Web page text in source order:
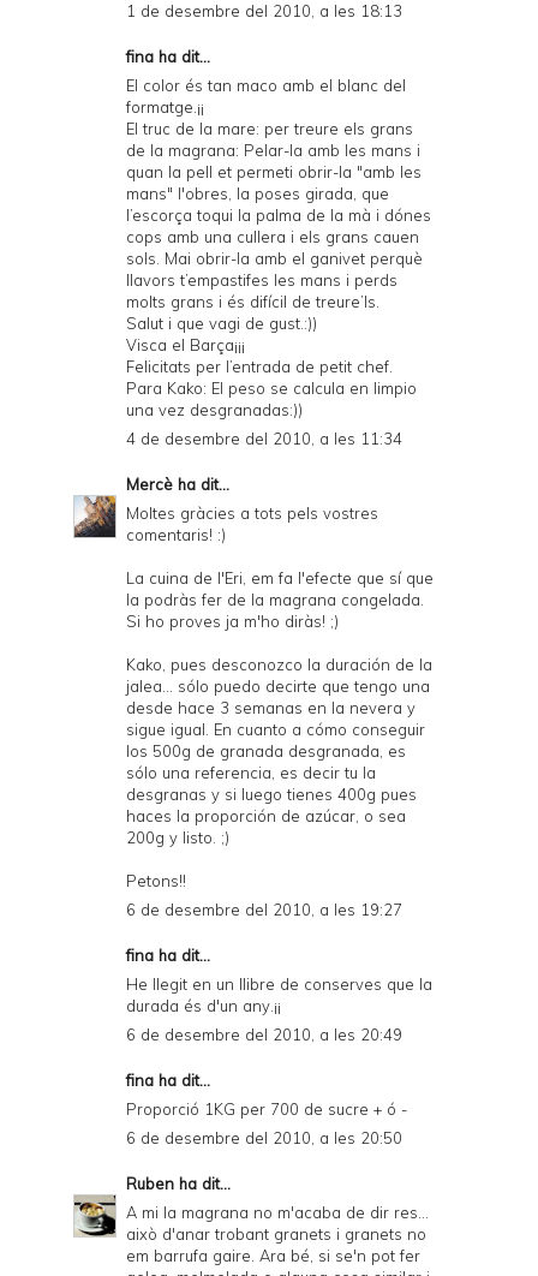
1 de desembre del 2010, a les 18:13
fina ha dit...
El color és tan maco amb el blanc del
formatge.¡¡
El truc de la mare: per treure els grans
de la magrana: Pelar-la amb les mans i
quan la pell et permeti obrir-la "amb les
mans" l'obres, la poses girada, que
l’escorça toqui la palma de la mà i dónes
cops amb una cullera i els grans cauen
sols. Mai obrir-la amb el ganivet perquè
llavors t’empastifes les mans i perds
molts grans i és difícil de treure’ls.
Salut i que vagi de gust.:))
Visca el Barça¡¡¡
Felicitats per l’entrada de petit chef.
Para Kako: El peso se calcula en limpio
una vez desgranadas:))
4 de desembre del 2010, a les 11:34
Mercè ha dit...
Moltes gràcies a tots pels vostres
comentaris! :)
La cuina de l'Eri, em fa l'efecte que sí que
la podràs fer de la magrana congelada.
Si ho proves ja m'ho diràs! ;)
Kako, pues desconozco la duración de la
jalea... sólo puedo decirte que tengo una
desde hace 3 semanas en la nevera y
sigue igual. En cuanto a cómo conseguir
los 500g de granada desgranada, es
sólo una referencia, es decir tu la
desgranas y si luego tienes 400g pues
haces la proporción de azúcar, o sea
200g y listo. ;)
Petons!!
6 de desembre del 2010, a les 19:27
fina ha dit...
He llegit en un llibre de conserves que la
durada és d'un any.¡¡
6 de desembre del 2010, a les 20:49
fina ha dit...
Proporció 1KG per 700 de sucre + ó -
6 de desembre del 2010, a les 20:50
Ruben ha dit...
A mi la magrana no m'acaba de dir res...
això d'anar trobant granets i granets no
em barrufa gaire. Ara bé, si se'n pot fer